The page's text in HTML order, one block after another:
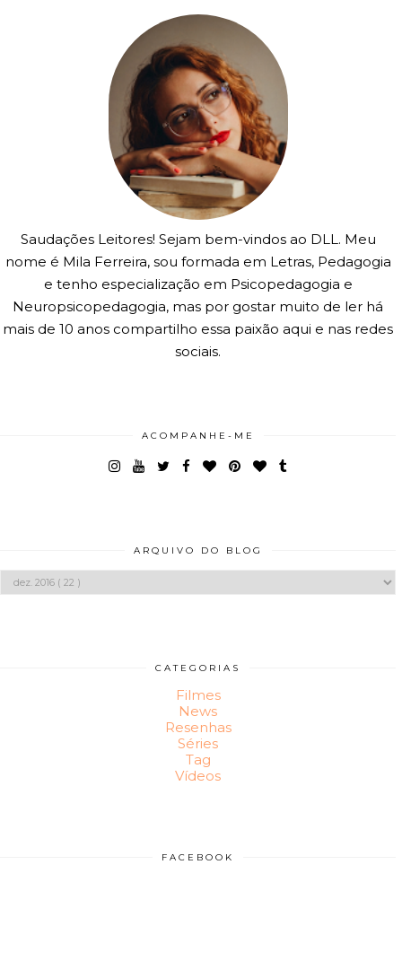
Saudações Leitores! Sejam bem-vindos ao DLL. Meu
nome é Mila Ferreira, sou formada em Letras, Pedagogia
e tenho especialização em Psicopedagogia e
Neuropsicopedagogia, mas por gostar muito de ler há
mais de 10 anos compartilho essa paixão aqui e nas redes
sociais.
ACOMPANHE-ME
ARQUIVO DO BLOG
CATEGORIAS
Filmes
News
Resenhas
Séries
Tag
Vídeos
FACEBOOK